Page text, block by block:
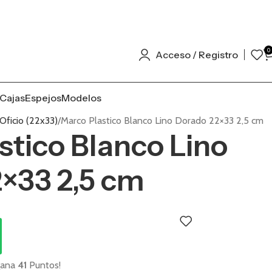
Acceso / Registro 0
EspejosModelos
(22x33) Marco Plastico Blanco Lino Dorado 22×33 2,5 cm
Blanco Lino
2,5 cm
41 Puntos!